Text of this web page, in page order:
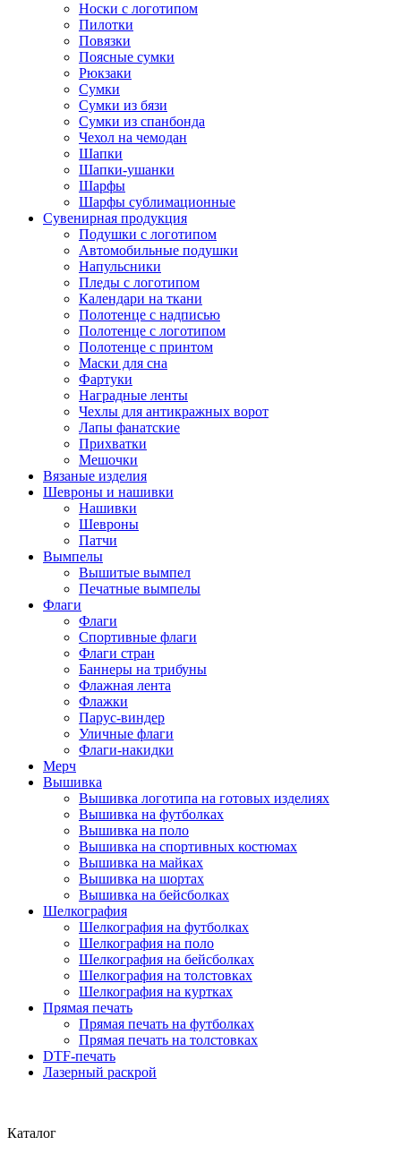
Носки с логотипом
Пилотки
Повязки
Поясные сумки
Рюкзаки
Сумки
Сумки из бязи
Сумки из спанбонда
Чехол на чемодан
Шапки
Шапки-ушанки
Шарфы
Шарфы сублимационные
Сувенирная продукция
Подушки с логотипом
Автомобильные подушки
Напульсники
Пледы с логотипом
Календари на ткани
Полотенце с надписью
Полотенце с логотипом
Полотенце с принтом
Маски для сна
Фартуки
Наградные ленты
Чехлы для антикражных ворот
Лапы фанатские
Прихватки
Мешочки
Вязаные изделия
Шевроны и нашивки
Нашивки
Шевроны
Патчи
Вымпелы
Вышитые вымпел
Печатные вымпелы
Флаги
Флаги
Спортивные флаги
Флаги стран
Баннеры на трибуны
Флажная лента
Флажки
Парус-виндер
Уличные флаги
Флаги-накидки
Мерч
Вышивка
Вышивка логотипа на готовых изделиях
Вышивка на футболках
Вышивка на поло
Вышивка на спортивных костюмах
Вышивка на майках
Вышивка на шортах
Вышивка на бейсболках
Шелкография
Шелкография на футболках
Шелкография на поло
Шелкография на бейсболках
Шелкография на толстовках
Шелкография на куртках
Прямая печать
Прямая печать на футболках
Прямая печать на толстовках
DTF-печать
Лазерный раскрой
Каталог